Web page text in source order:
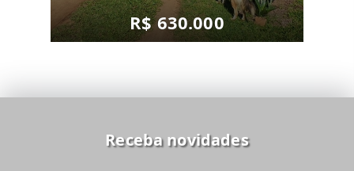
R$ 630.000
Receba novidades